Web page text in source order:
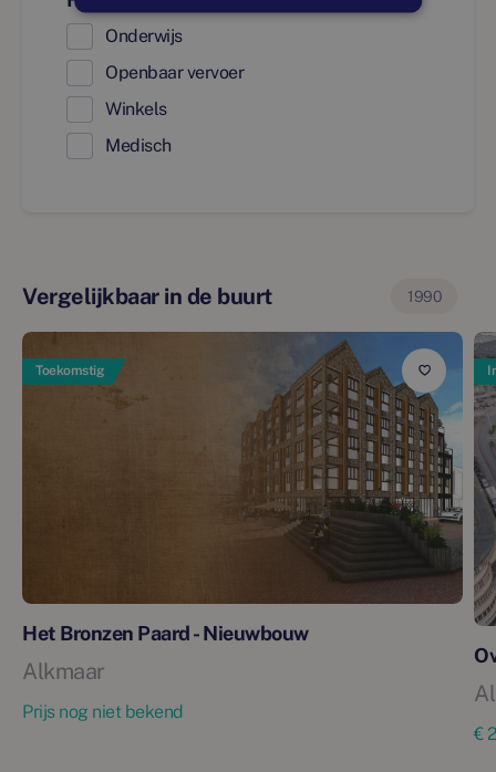
Onderwijs
Openbaar vervoer
Winkels
Medisch
Vergelijkbaar in de buurt 1990
Toekomstig
Het Bronzen Paard - Nieuwbouw
Alkmaar
Prijs nog niet bekend
€